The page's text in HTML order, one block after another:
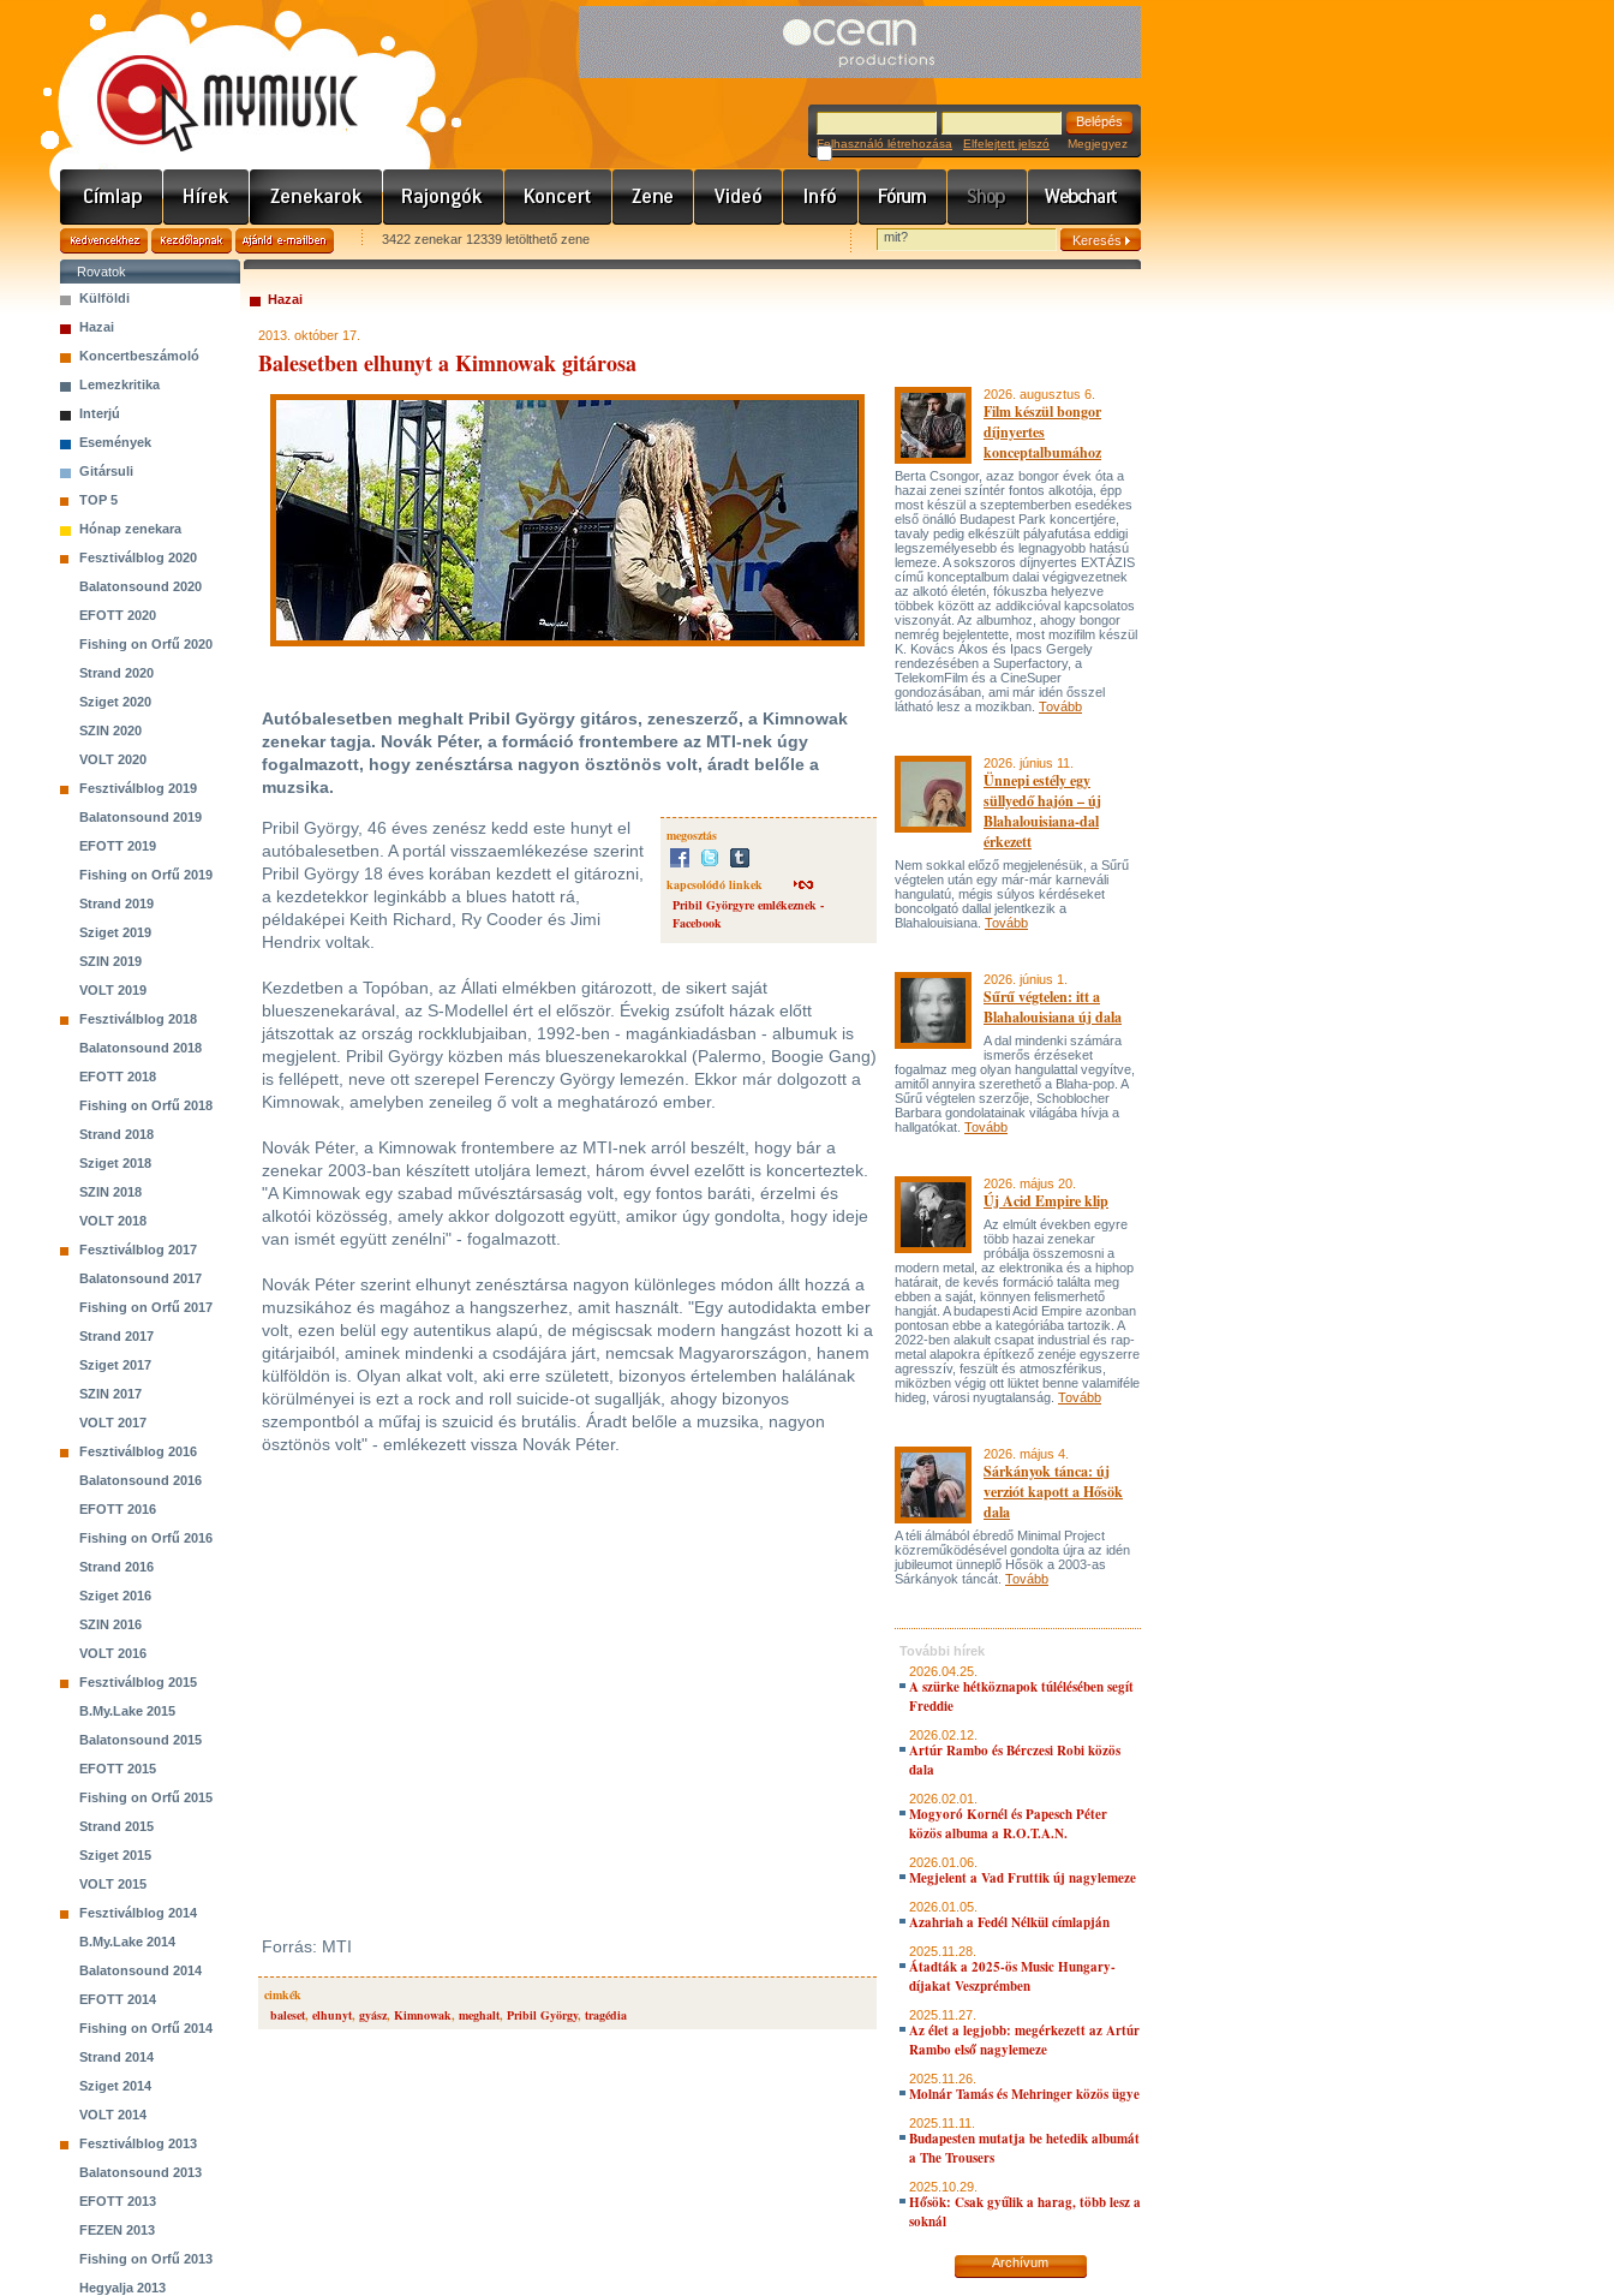
Felhasználó létrehozása Elfelejtett jelszó Megjegyez
3422 zenekar 12339 letölthető zene
Rovatok
Külföldi
Hazai
Koncertbeszámoló
Lemezkritika
Interjú
Események
Gitársuli
TOP 5
Hónap zenekara
Fesztiválblog 2020
Balatonsound 2020
EFOTT 2020
Fishing on Orfű 2020
Strand 2020
Sziget 2020
SZIN 2020
VOLT 2020
Fesztiválblog 2019
Balatonsound 2019
EFOTT 2019
Fishing on Orfű 2019
Strand 2019
Sziget 2019
SZIN 2019
VOLT 2019
Fesztiválblog 2018
Balatonsound 2018
EFOTT 2018
Fishing on Orfű 2018
Strand 2018
Sziget 2018
SZIN 2018
VOLT 2018
Fesztiválblog 2017
Balatonsound 2017
Fishing on Orfű 2017
Strand 2017
Sziget 2017
SZIN 2017
VOLT 2017
Fesztiválblog 2016
Balatonsound 2016
EFOTT 2016
Fishing on Orfű 2016
Strand 2016
Sziget 2016
SZIN 2016
VOLT 2016
Fesztiválblog 2015
B.My.Lake 2015
Balatonsound 2015
EFOTT 2015
Fishing on Orfű 2015
Strand 2015
Sziget 2015
VOLT 2015
Fesztiválblog 2014
B.My.Lake 2014
Balatonsound 2014
EFOTT 2014
Fishing on Orfű 2014
Strand 2014
Sziget 2014
VOLT 2014
Fesztiválblog 2013
Balatonsound 2013
EFOTT 2013
FEZEN 2013
Fishing on Orfű 2013
Hegyalja 2013
Hazai
2013. október 17.
Balesetben elhunyt a Kimnowak gitárosa
Autóbalesetben meghalt Pribil György gitáros, zeneszerző, a Kimnowak
zenekar tagja. Novák Péter, a formáció frontembere az MTI-nek úgy
fogalmazott, hogy zenésztársa nagyon ösztönös volt, áradt belőle a
muzsika.
megosztás
kapcsolódó linkek
Pribil Györgyre emlékeznek -
Facebook
Pribil György, 46 éves zenész kedd este hunyt el
autóbalesetben. A portál visszaemlékezése szerint
Pribil György 18 éves korában kezdett el gitározni,
a kezdetekkor leginkább a blues hatott rá,
példaképei Keith Richard, Ry Cooder és Jimi
Hendrix voltak.
Kezdetben a Topóban, az Állati elmékben gitározott, de sikert saját
blueszenekarával, az S-Modellel ért el először. Évekig zsúfolt házak előtt
játszottak az ország rockklubjaiban, 1992-ben - magánkiadásban - albumuk is
megjelent. Pribil György közben más blueszenekarokkal (Palermo, Boogie Gang)
is fellépett, neve ott szerepel Ferenczy György lemezén. Ekkor már dolgozott a
Kimnowak, amelyben zeneileg ő volt a meghatározó ember.
Novák Péter, a Kimnowak frontembere az MTI-nek arról beszélt, hogy bár a
zenekar 2003-ban készített utoljára lemezt, három évvel ezelőtt is koncerteztek.
"A Kimnowak egy szabad művésztársaság volt, egy fontos baráti, érzelmi és
alkotói közösség, amely akkor dolgozott együtt, amikor úgy gondolta, hogy ideje
van ismét együtt zenélni" - fogalmazott.
Novák Péter szerint elhunyt zenésztársa nagyon különleges módon állt hozzá a
muzsikához és magához a hangszerhez, amit használt. "Egy autodidakta ember
volt, ezen belül egy autentikus alapú, de mégiscsak modern hangzást hozott ki a
gitárjaiból, aminek mindenki a csodájára járt, nemcsak Magyarországon, hanem
külföldön is. Olyan alkat volt, aki erre született, bizonyos értelemben halálának
körülményei is ezt a rock and roll suicide-ot sugallják, ahogy bizonyos
szempontból a műfaj is szuicid és brutális. Áradt belőle a muzsika, nagyon
ösztönös volt" - emlékezett vissza Novák Péter.
Forrás: MTI
cimkék
baleset, elhunyt, gyász, Kimnowak, meghalt, Pribil György, tragédia
2026. augusztus 6.
Film készül bongor
díjnyertes
konceptalbumához
Berta Csongor, azaz bongor évek óta a
hazai zenei színtér fontos alkotója, épp
most készül a szeptemberben esedékes
első önálló Budapest Park koncertjére,
tavaly pedig elkészült pályafutása eddigi
legszemélyesebb és legnagyobb hatású
lemeze. A sokszoros díjnyertes EXTÁZIS
című konceptalbum dalai végigvezetnek
az alkotó életén, fókuszba helyezve
többek között az addikcióval kapcsolatos
viszonyát. Az albumhoz, ahogy bongor
nemrég bejelentette, most mozifilm készül
K. Kovács Ákos és Ipacs Gergely
rendezésében a Superfactory, a
TelekomFilm és a CineSuper
gondozásában, ami már idén ősszel
látható lesz a mozikban. Tovább
2026. június 11.
Ünnepi estély egy
süllyedő hajón – új
Blahalouisiana-dal
érkezett
Nem sokkal előző megjelenésük, a Sűrű
végtelen után egy már-már karneváli
hangulatú, mégis súlyos kérdéseket
boncolgató dallal jelentkezik a
Blahalouisiana. Tovább
2026. június 1.
Sűrű végtelen: itt a
Blahalouisiana új dala
A dal mindenki számára
ismerős érzéseket
fogalmaz meg olyan hangulattal vegyítve,
amitől annyira szerethető a Blaha-pop. A
Sűrű végtelen szerzője, Schoblocher
Barbara gondolatainak világába hívja a
hallgatókat. Tovább
2026. május 20.
Új Acid Empire klip
Az elmúlt években egyre
több hazai zenekar
próbálja összemosni a
modern metal, az elektronika és a hiphop
határait, de kevés formáció találta meg
ebben a saját, könnyen felismerhető
hangját. A budapesti Acid Empire azonban
pontosan ebbe a kategóriába tartozik. A
2022-ben alakult csapat industrial és rap-
metal alapokra építkező zenéje egyszerre
agresszív, feszült és atmoszférikus,
miközben végig ott lüktet benne valamiféle
hideg, városi nyugtalanság. Tovább
2026. május 4.
Sárkányok tánca: új
verziót kapott a Hősök
dala
A téli álmából ébredő Minimal Project
közreműködésével gondolta újra az idén
jubileumot ünneplő Hősök a 2003-as
Sárkányok táncát. Tovább
További hírek
2026.04.25.
A szürke hétköznapok túlélésében segít
Freddie
2026.02.12.
Artúr Rambo és Bérczesi Robi közös
dala
2026.02.01.
Mogyoró Kornél és Papesch Péter
közös albuma a R.O.T.A.N.
2026.01.06.
Megjelent a Vad Fruttik új nagylemeze
2026.01.05.
Azahriah a Fedél Nélkül címlapján
2025.11.28.
Átadták a 2025-ös Music Hungary-
díjakat Veszprémben
2025.11.27.
Az élet a legjobb: megérkezett az Artúr
Rambo első nagylemeze
2025.11.26.
Molnár Tamás és Mehringer közös ügye
2025.11.11.
Budapesten mutatja be hetedik albumát
a The Trousers
2025.10.29.
Hősök: Csak gyűlik a harag, több lesz a
soknál
Archívum